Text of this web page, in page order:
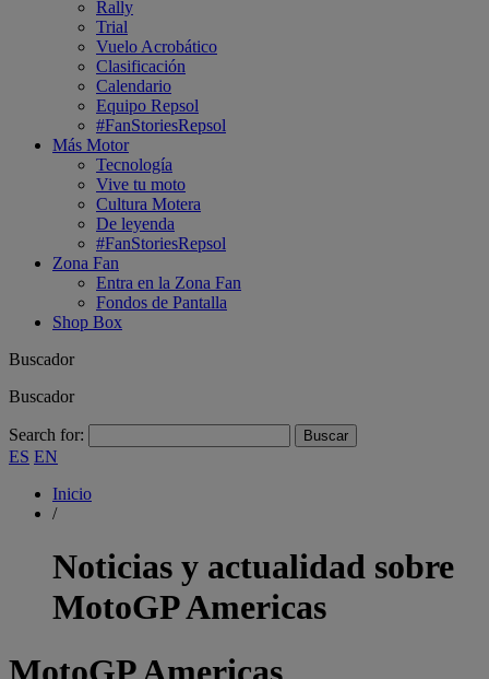
Rally
Trial
Vuelo Acrobático
Clasificación
Calendario
Equipo Repsol
#FanStoriesRepsol
Más Motor
Tecnología
Vive tu moto
Cultura Motera
De leyenda
#FanStoriesRepsol
Zona Fan
Entra en la Zona Fan
Fondos de Pantalla
Shop Box
Buscador
Buscador
Search for:
ES EN
Inicio
/
Noticias y actualidad sobre
MotoGP Americas